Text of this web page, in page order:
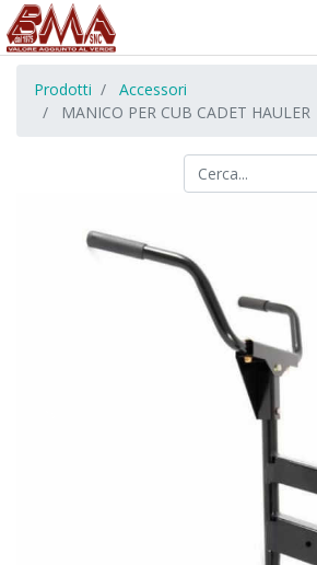
Prodotti
Accessori
MANICO PER CUB CADET HAULER